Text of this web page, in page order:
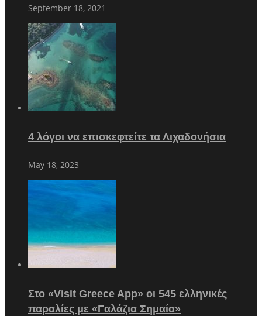
September 18, 2021
4 λόγοι να επισκεφτείτε τα Λιχαδονήσια
May 18, 2023
Στο «Visit Greece App» οι 545 ελληνικές
παραλίες με «Γαλάζια Σημαία»